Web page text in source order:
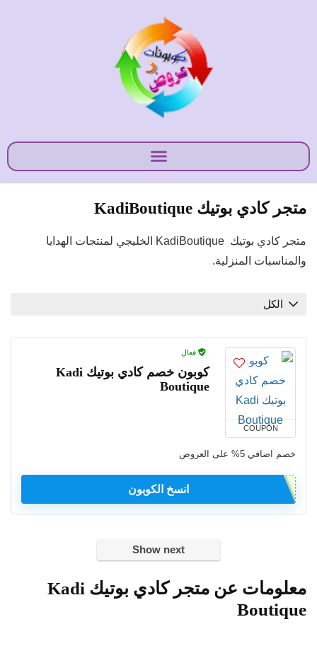
متجر كادي بوتيك KadiBoutique
متجر كادي بوتيك KadiBoutique الخليجي لمنتجات الهدايا
والمناسبات المنزلية.
الكل
COUPON
فعال
كوبون خصم كادي بوتيك Kadi
Boutique
خصم اضافي 5% على العروض
انسخ الكوبون
Show next
معلومات عن متجر كادي بوتيك Kadi
Boutique